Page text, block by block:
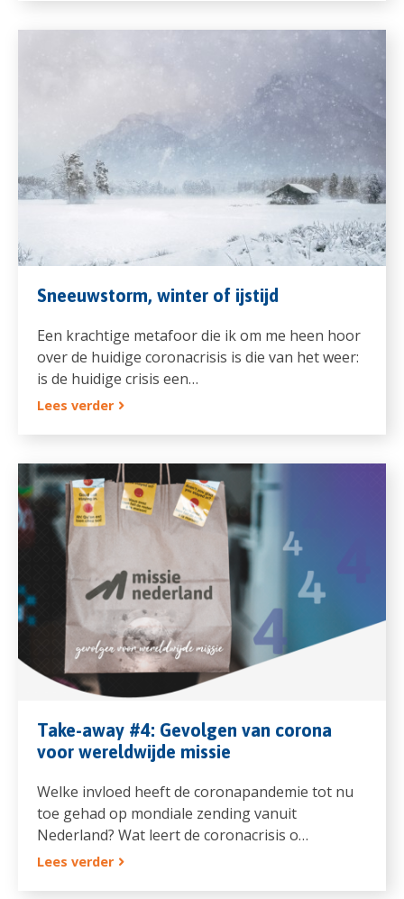
Sneeuwstorm, winter of ijstijd
Een krachtige metafoor die ik om me heen hoor
over de huidige coronacrisis is die van het weer:
is de huidige crisis een…
Lees verder
Take-away #4: Gevolgen van corona
voor wereldwijde missie
Welke invloed heeft de coronapandemie tot nu
toe gehad op mondiale zending vanuit
Nederland? Wat leert de coronacrisis o…
Lees verder